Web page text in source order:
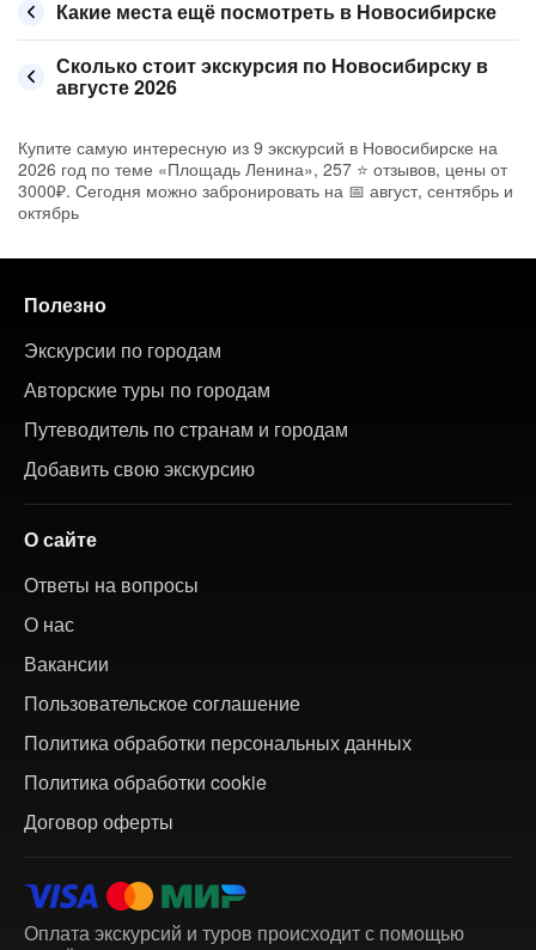
Какие места ещё посмотреть в Новосибирске
Сколько стоит экскурсия по Новосибирску в
августе 2026
Купите самую интересную из 9 экскурсий в Новосибирске на
2026 год по теме «Площадь Ленина», 257 ⭐ отзывов, цены от
3000₽. Сегодня можно забронировать на 📅 август, сентябрь и
октябрь
Полезно
Экскурсии по городам
Авторские туры по городам
Путеводитель по странам и городам
Добавить свою экскурсию
О сайте
Ответы на вопросы
О нас
Вакансии
Пользовательское соглашение
Политика обработки персональных данных
Политика обработки cookie
Договор оферты
Оплата экскурсий и туров происходит с помощью